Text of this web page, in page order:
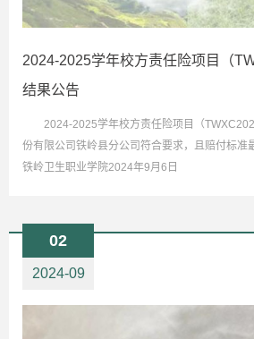
2024-2025学年校方责任险项目（
结果公告
2024-2025学年校方责任险项目（
份有限公司铁岭县分公司符合要求，且赔付标准
铁岭卫生职业学院2024年9月6日
02
2024-09